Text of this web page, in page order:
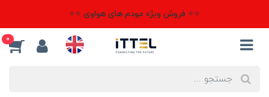
⭐⭐ فروش ویژه مودم های هواوی ⭐⭐
0